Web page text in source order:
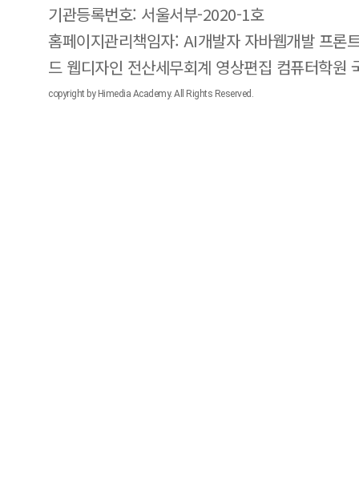
기관등록번호: 서울서부-2020-1호
홈페이지관리책임자: AI개발자 자바웹개발 프론
드 웹디자인 전산세무회계 영상편집 컴퓨터학원
copyright by Himedia Academy. All Rights Reserved.